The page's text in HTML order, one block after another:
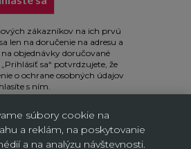
zákazníkov na ich prvú
len na doručenie na adresu a
objednávky doručované
sa“ potvrdzujete, že
o ochrane osobných údajov
s ním.
súbory cookie na
a reklám, na poskytovanie
a na analýzu návštevnosti.